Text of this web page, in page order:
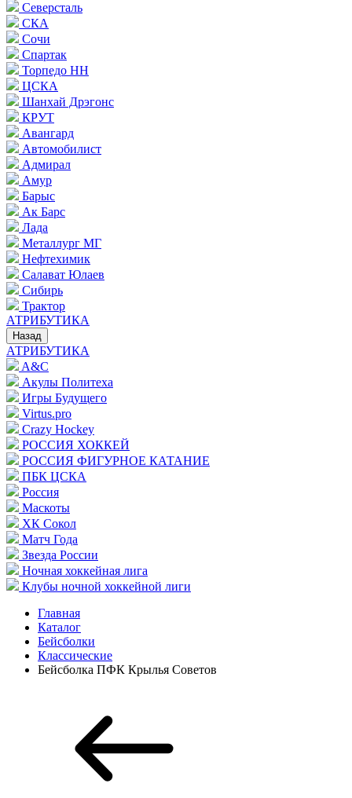
Северсталь
СКА
Сочи
Спартак
Торпедо НН
ЦСКА
Шанхай Дрэгонс
КРУТ
Авангард
Автомобилист
Адмирал
Амур
Барыс
Ак Барс
Лада
Металлург МГ
Нефтехимик
Салават Юлаев
Сибирь
Трактор
АТРИБУТИКА
Назад
АТРИБУТИКА
A&C
Акулы Политеха
Игры Будущего
Virtus.pro
Crazy Hockey
РОССИЯ ХОККЕЙ
РОССИЯ ФИГУРНОЕ КАТАНИЕ
ПБК ЦСКА
Россия
Маскоты
ХК Сокол
Матч Года
Звезда России
Ночная хоккейная лига
Клубы ночной хоккейной лиги
Главная
Каталог
Бейсболки
Классические
Бейсболка ПФК Крылья Советов